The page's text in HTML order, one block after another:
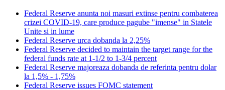
Federal Reserve anunta noi masuri extinse pentru combaterea
crizei COVID-19, care produce pagube "imense" in Statele
Unite si in lume
Federal Reserve urca dobanda la 2,25%
Federal Reserve decided to maintain the target range for the
federal funds rate at 1-1/2 to 1-3/4 percent
Federal Reserve majoreaza dobanda de referinta pentru dolar
la 1,5% - 1,75%
Federal Reserve issues FOMC statement